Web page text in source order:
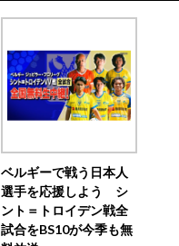
ベルギーで戦う日本人
選手を応援しよう シ
ント＝トロイデン戦全
試合をBS10が今季も無